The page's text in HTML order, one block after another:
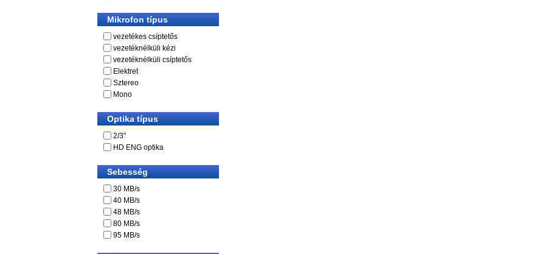
Mikrofon típus
vezetékes csíptetős
vezetéknélküli kézi
vezetéknélküli csíptetős
Elektret
Sztereo
Mono
Optika típus
2/3"
HD ENG optika
Sebesség
30 MB/s
40 MB/s
48 MB/s
80 MB/s
95 MB/s